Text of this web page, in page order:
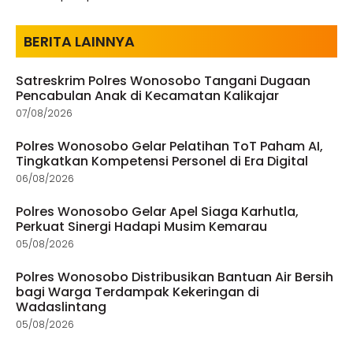
BERITA LAINNYA
Satreskrim Polres Wonosobo Tangani Dugaan
Pencabulan Anak di Kecamatan Kalikajar
07/08/2026
Polres Wonosobo Gelar Pelatihan ToT Paham AI,
Tingkatkan Kompetensi Personel di Era Digital
06/08/2026
Polres Wonosobo Gelar Apel Siaga Karhutla,
Perkuat Sinergi Hadapi Musim Kemarau
05/08/2026
Polres Wonosobo Distribusikan Bantuan Air Bersih
bagi Warga Terdampak Kekeringan di
Wadaslintang
05/08/2026